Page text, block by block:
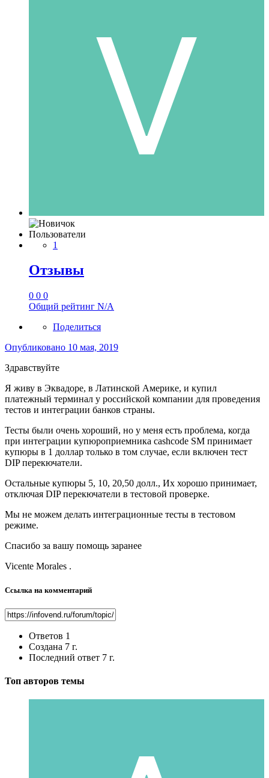
Пользователи
1
Отзывы
0 0 0
Общий рейтинг N/A
Поделиться
Опубликовано 10 мая, 2019
Здравствуйте
Я живу в Эквадоре, в Латинской Америке, и купил
платежный терминал у российской компании для проведения
тестов и интеграции банков страны.
Тесты были очень хороший, но у меня есть проблема, когда
при интеграции купюроприемника cashcode SM принимает
купюры в 1 доллар только в том случае, если включен тест
DIP перекючатели.
Остальные купюры 5, 10, 20,50 долл., Их хорошо принимает,
отключая DIP перекючатели в тестовой проверке.
Мы не можем делать интеграционные тесты в тестовом
режиме.
Спасибо за вашу помощь заранее
Vicente Morales .
Ссылка на комментарий
Ответов 1
Создана 7 г.
Последний ответ 7 г.
Топ авторов темы